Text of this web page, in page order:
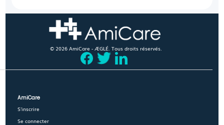
© 2026 AmiCare - ÆGLÉ. Tous droits réservés.
AmiCare
S'inscrire
Se connecter